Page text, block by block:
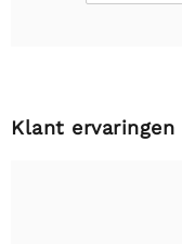
Klant ervaringen